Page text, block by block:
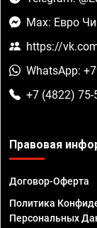
Max: Евро
https://
WhatsApp:
+7 (4822) 75-
Правовая
Договор-Оферта
Политика
Персональных